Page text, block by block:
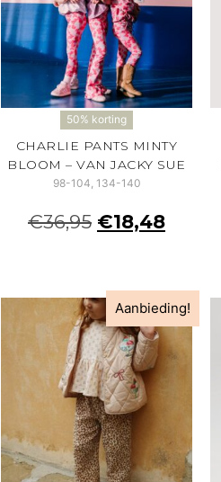
50% korting
CHARLIE PANTS MINTY
BLOOM – VAN JACKY SUE
98-104, 134-140
€36,95 €18,48
Aanbieding!